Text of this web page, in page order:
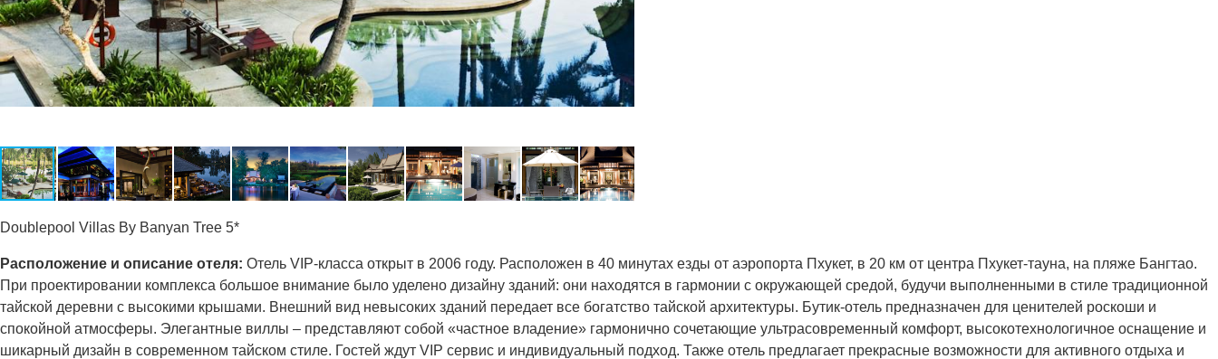
Doublepool Villas By Banyan Tree 5*
Расположение и описание отеля: Отель VIP-класса открыт в 2006 году. Расположен в 40 минутах езды от аэропорта Пхукет, в 20 км от центра Пхукет-тауна, на пляже Бангтао.
При проектировании комплекса большое внимание было уделено дизайну зданий: они находятся в гармонии с окружающей средой, будучи выполненными в стиле традиционной
тайской деревни с высокими крышами. Внешний вид невысоких зданий передает все богатство тайской архитектуры. Бутик-отель предназначен для ценителей роскоши и
спокойной атмосферы. Элегантные виллы – представляют собой «частное владение» гармонично сочетающие ультрасовременный комфорт, высокотехнологичное оснащение и
шикарный дизайн в современном тайском стиле. Гостей ждут VIP сервис и индивидуальный подход. Также отель предлагает прекрасные возможности для активного отдыха и